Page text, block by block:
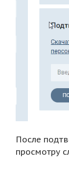
После
просмотру